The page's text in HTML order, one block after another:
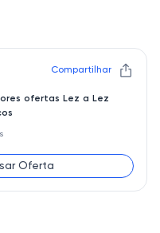
Compartilhar
ofertas Lez a Lez
Oferta